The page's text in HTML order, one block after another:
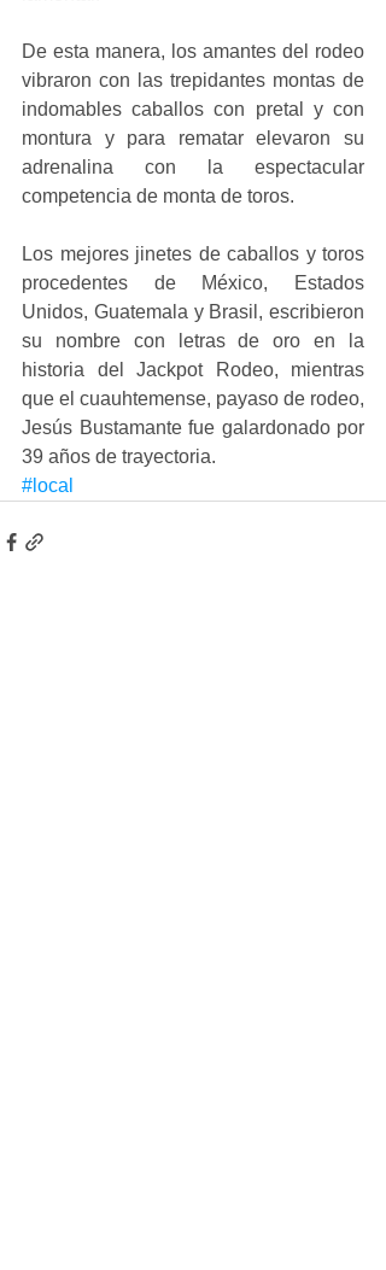
De esta manera, los amantes del rodeo
vibraron con las trepidantes montas de
indomables caballos con pretal y con
montura y para rematar elevaron su
adrenalina con la espectacular
competencia de monta de toros.
Los mejores jinetes de caballos y toros
procedentes de México, Estados
Unidos, Guatemala y Brasil, escribieron
su nombre con letras de oro en la
historia del Jackpot Rodeo, mientras
que el cuauhtemense, payaso de rodeo,
Jesús Bustamante fue galardonado por
39 años de trayectoria.
#local